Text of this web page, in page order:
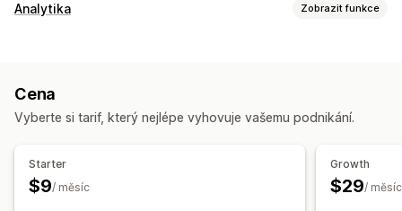
Analytika Zobrazit funkce
Sledování událostí
Cena
Vyberte si tarif, který nejlépe vyhovuje vašemu podnikání.
Starter
$9/ měsíc
Growth
$29/ měsíc